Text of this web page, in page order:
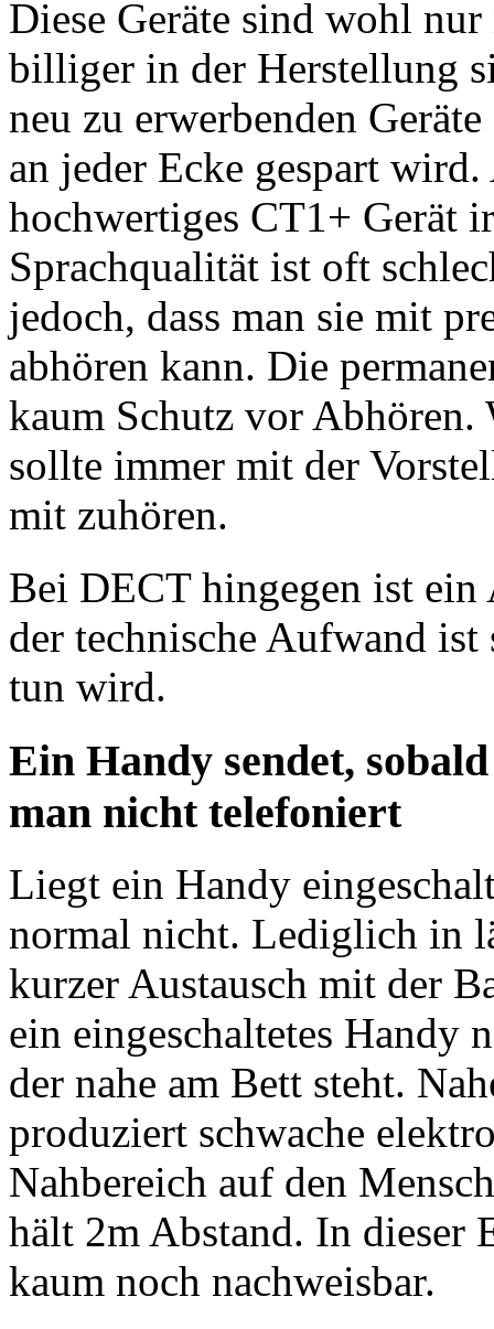
Diese Geräte sind wohl
billiger in der Herstellung
neu zu erwerbenden
an jeder Ecke gespart
hochwertiges CT1+ Gerät
Sprachqualität ist oft
jedoch, dass man sie mit
abhören kann. Die
kaum Schutz vor Abhören.
sollte immer mit der
mit zuhören.
Bei DECT hingegen ist
der technische Aufwand ist
tun wird.
Ein Handy sendet,
man nicht telefoniert
Liegt ein Handy
normal nicht. Lediglich in
kurzer Austausch mit der
ein eingeschaltetes Handy
der nahe am Bett steht.
produziert schwache
Nahbereich auf den
hält 2m Abstand. In dieser
kaum noch nachweisbar.